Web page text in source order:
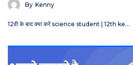
By Kenny
12वी के बाद क्या करें science student | 12th ke…